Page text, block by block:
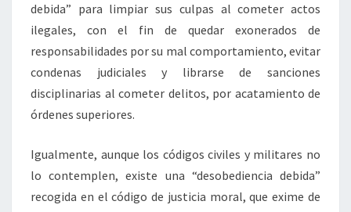
debida” para limpiar sus culpas al cometer actos
ilegales, con el fin de quedar exonerados de
responsabilidades por su mal comportamiento, evitar
condenas judiciales y librarse de sanciones
disciplinarias al cometer delitos, por acatamiento de
órdenes superiores.
Igualmente, aunque los códigos civiles y militares no
lo contemplen, existe una “desobediencia debida”
recogida en el código de justicia moral, que exime de